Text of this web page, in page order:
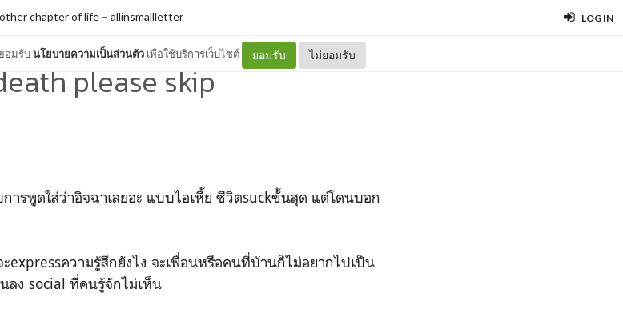
LOG IN
อมรับนโยบายความเป็นส่วนตัว เพื่อใช้บริการเว็บไซต์ ยอมรับ ไม่ยอมรับ
chapter of life– allinsmallletter
please skip
ารพูดใส่ว่าอิจฉาเลยอะ แบบไอเหี้ย ชีวิตsuckขั้นสุด แต่โดนบอก
expressความรู้สึกยังไง จะเพื่อนหรือคนที่บ้านก็ไม่อยากไปเป็น
ลง social ที่คนรู้จักไม่เห็น